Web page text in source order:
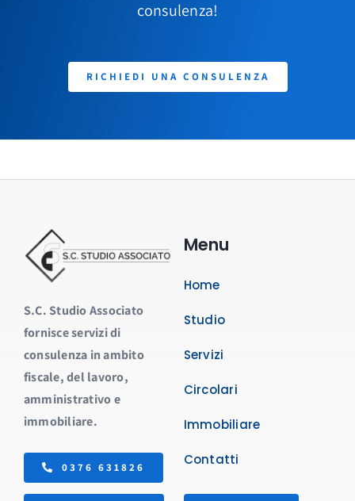
consulenza!
RICHIEDI UNA CONSULENZA
S.C. Studio Associato
fornisce servizi di
consulenza in ambito
fiscale, del lavoro,
amministrativo e
immobiliare.
0376 631826
Menu
Home
Studio
Servizi
Circolari
Immobiliare
Contatti